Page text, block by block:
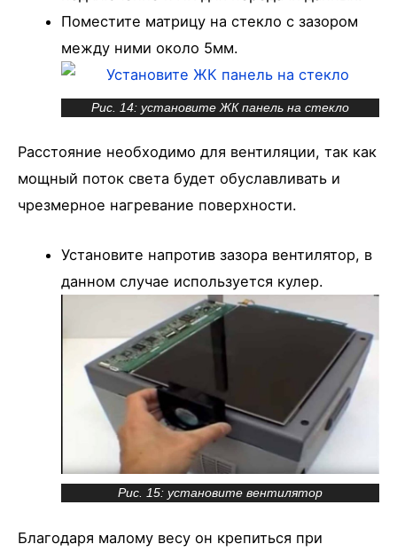
Поместите матрицу на стекло с зазором
между ними около 5мм.
Рис. 14: установите ЖК панель на стекло
Расстояние необходимо для вентиляции, так как
мощный поток света будет обуславливать и
чрезмерное нагревание поверхности.
Установите напротив зазора вентилятор, в
данном случае используется кулер.
Рис. 15: установите вентилятор
Благодаря малому весу он крепиться при